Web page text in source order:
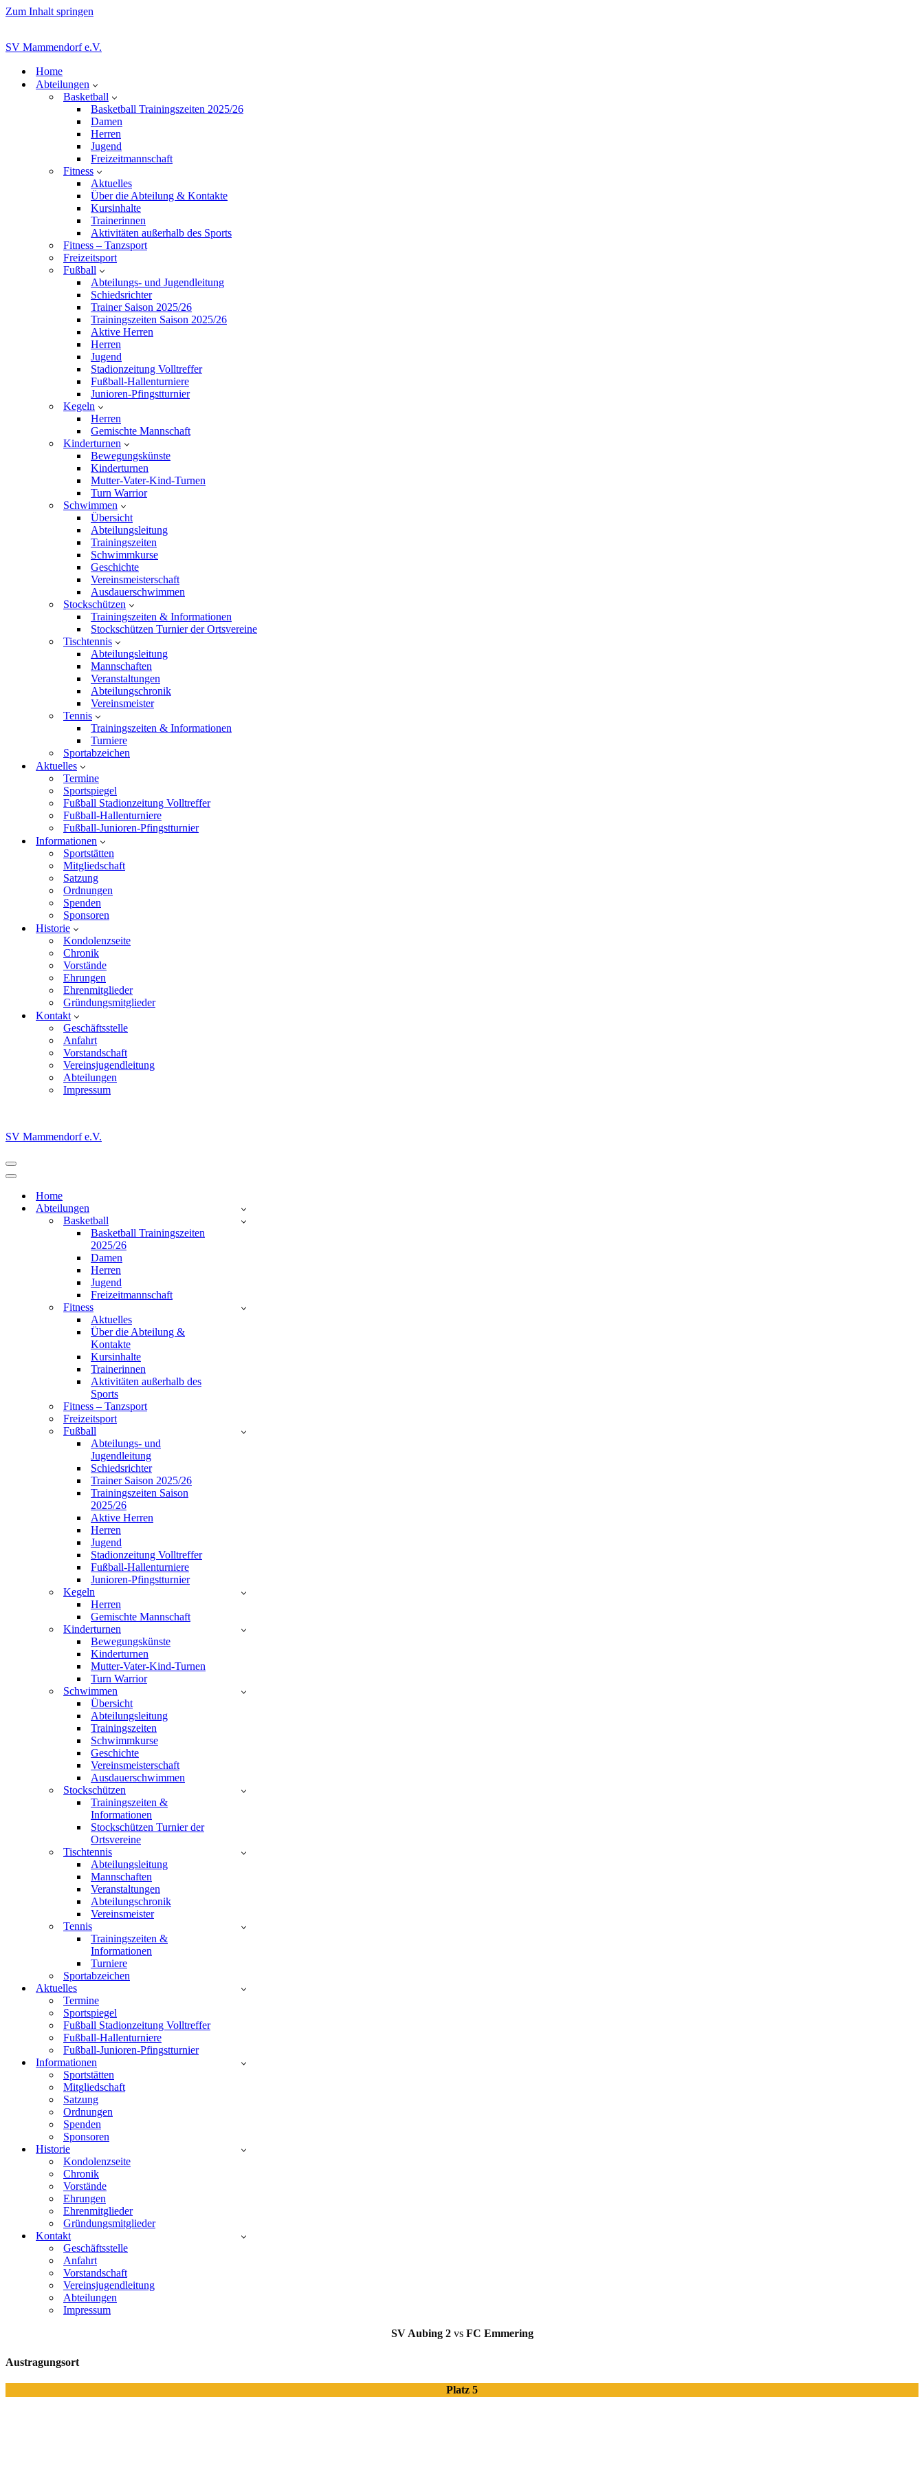
Zum Inhalt springen
SV Mammendorf e.V.
Home
Abteilungen
Basketball
Basketball Trainingszeiten 2025/26
Damen
Herren
Jugend
Freizeitmannschaft
Fitness
Aktuelles
Über die Abteilung & Kontakte
Kursinhalte
Trainerinnen
Aktivitäten außerhalb des Sports
Fitness – Tanzsport
Freizeitsport
Fußball
Abteilungs- und Jugendleitung
Schiedsrichter
Trainer Saison 2025/26
Trainingszeiten Saison 2025/26
Aktive Herren
Herren
Jugend
Stadionzeitung Volltreffer
Fußball-Hallenturniere
Junioren-Pfingstturnier
Kegeln
Herren
Gemischte Mannschaft
Kinderturnen
Bewegungskünste
Kinderturnen
Mutter-Vater-Kind-Turnen
Turn Warrior
Schwimmen
Übersicht
Abteilungsleitung
Trainingszeiten
Schwimmkurse
Geschichte
Vereinsmeisterschaft
Ausdauerschwimmen
Stockschützen
Trainingszeiten & Informationen
Stockschützen Turnier der Ortsvereine
Tischtennis
Abteilungsleitung
Mannschaften
Veranstaltungen
Abteilungschronik
Vereinsmeister
Tennis
Trainingszeiten & Informationen
Turniere
Sportabzeichen
Aktuelles
Termine
Sportspiegel
Fußball Stadionzeitung Volltreffer
Fußball-Hallenturniere
Fußball-Junioren-Pfingstturnier
Informationen
Sportstätten
Mitgliedschaft
Satzung
Ordnungen
Spenden
Sponsoren
Historie
Kondolenzseite
Chronik
Vorstände
Ehrungen
Ehrenmitglieder
Gründungsmitglieder
Kontakt
Geschäftsstelle
Anfahrt
Vorstandschaft
Vereinsjugendleitung
Abteilungen
Impressum
SV Mammendorf e.V.
Navigationsmenü
Navigationsmenü
Home
Abteilungen
Basketball
Basketball Trainingszeiten
2025/26
Damen
Herren
Jugend
Freizeitmannschaft
Fitness
Aktuelles
Über die Abteilung &
Kontakte
Kursinhalte
Trainerinnen
Aktivitäten außerhalb des
Sports
Fitness – Tanzsport
Freizeitsport
Fußball
Abteilungs- und
Jugendleitung
Schiedsrichter
Trainer Saison 2025/26
Trainingszeiten Saison
2025/26
Aktive Herren
Herren
Jugend
Stadionzeitung Volltreffer
Fußball-Hallenturniere
Junioren-Pfingstturnier
Kegeln
Herren
Gemischte Mannschaft
Kinderturnen
Bewegungskünste
Kinderturnen
Mutter-Vater-Kind-Turnen
Turn Warrior
Schwimmen
Übersicht
Abteilungsleitung
Trainingszeiten
Schwimmkurse
Geschichte
Vereinsmeisterschaft
Ausdauerschwimmen
Stockschützen
Trainingszeiten &
Informationen
Stockschützen Turnier der
Ortsvereine
Tischtennis
Abteilungsleitung
Mannschaften
Veranstaltungen
Abteilungschronik
Vereinsmeister
Tennis
Trainingszeiten &
Informationen
Turniere
Sportabzeichen
Aktuelles
Termine
Sportspiegel
Fußball Stadionzeitung Volltreffer
Fußball-Hallenturniere
Fußball-Junioren-Pfingstturnier
Informationen
Sportstätten
Mitgliedschaft
Satzung
Ordnungen
Spenden
Sponsoren
Historie
Kondolenzseite
Chronik
Vorstände
Ehrungen
Ehrenmitglieder
Gründungsmitglieder
Kontakt
Geschäftsstelle
Anfahrt
Vorstandschaft
Vereinsjugendleitung
Abteilungen
Impressum
SV Aubing 2 vs FC Emmering
Austragungsort
Platz 5